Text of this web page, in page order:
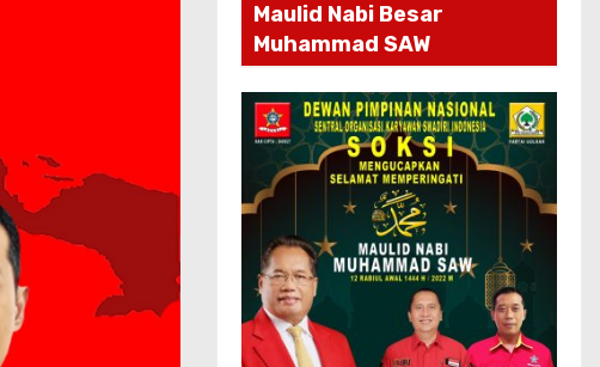
Maulid Nabi Besar
Muhammad SAW